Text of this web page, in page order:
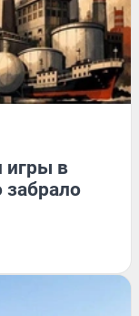
игры в
забрало